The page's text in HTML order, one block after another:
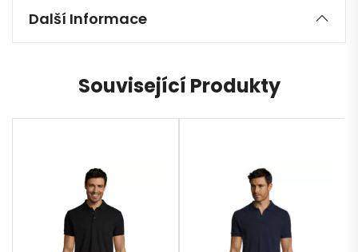
Další Informace
Související Produkty